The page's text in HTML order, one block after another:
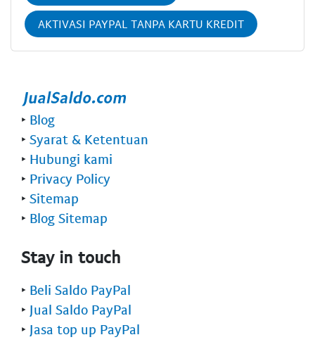
AKTIVASI PAYPAL TANPA KARTU KREDIT
‣ Blog
‣ Syarat & Ketentuan
‣ Hubungi kami
‣ Privacy Policy
‣ Sitemap
‣ Blog Sitemap
Stay in touch
‣ Beli Saldo PayPal
‣ Jual Saldo PayPal
‣ Jasa top up PayPal